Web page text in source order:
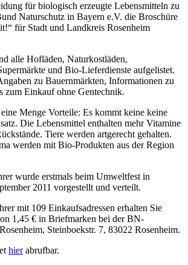
für biologisch erzeugte Lebensmitteln zu
Naturschutz in Bayern e.V. die Broschüre
für Stadt und Landkreis Rosenheim
alle Hofläden, Naturkostläden,
und Bio-Lieferdienste aufgelistet.
zu Bauernmärkten, Informationen zu
zum Einkauf ohne Gentechnik.
Menge Vorteile: Es kommt keine keine
Die Lebensmittel enthalten mehr Vitamine
Tiere werden artgerecht gehalten.
werden mit Bio-Produkten aus der Region
wurde erstmals beim Umweltfest in
2011 vorgestellt und verteilt.
mit 109 Einkaufsadressen erhalten Sie
1,45 € in Briefmarken bei der BN-
Steinboekstr. 7, 83022 Rosenheim.
hierabrufbar.